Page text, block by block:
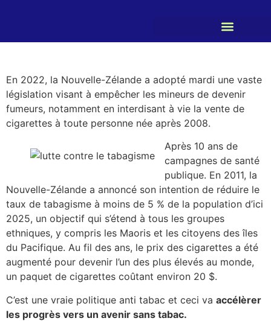
En 2022, la Nouvelle-Zélande a adopté mardi une vaste
législation visant à empêcher les mineurs de devenir
fumeurs, notamment en interdisant à vie la vente de
cigarettes à toute personne née après 2008.
Après 10 ans de
campagnes de santé
publique. En 2011, la
Nouvelle-Zélande a annoncé son intention de réduire le
taux de tabagisme à moins de 5 % de la population d’ici
2025, un objectif qui s’étend à tous les groupes
ethniques, y compris les Maoris et les citoyens des îles
du Pacifique. Au fil des ans, le prix des cigarettes a été
augmenté pour devenir l’un des plus élevés au monde,
un paquet de cigarettes coûtant environ 20 $.
C’est une vraie politique anti tabac et ceci va accélèrer
les progrès vers un avenir sans tabac.